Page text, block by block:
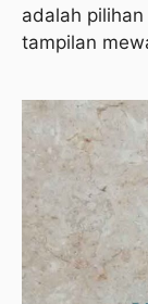
adalah
tampilan